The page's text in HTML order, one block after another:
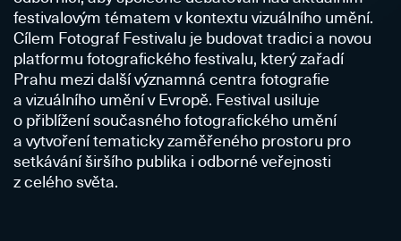
festivalovým tématem v kontextu vizuálního umění.
Cílem Fotograf Festivalu je budovat tradici a novou
platformu fotografického festivalu, který zařadí
Prahu mezi další významná centra fotografie
a vizuálního umění v Evropě. Festival usiluje
o přiblížení současného fotografického umění
a vytvoření tematicky zaměřeného prostoru pro
setkávání širšího publika i odborné veřejnosti
z celého světa.